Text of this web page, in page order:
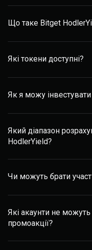
Що таке Bitget
Які токени доступні?
Як я можу
Який діапазон
HodlerYield?
Чи можуть брати
Які акаунти не можуть
промоакції?